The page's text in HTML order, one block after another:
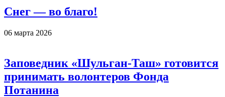
Снег — во благо!
06 марта 2026
Заповедник «Шульган-Таш» готовится
принимать волонтеров Фонда
Потанина